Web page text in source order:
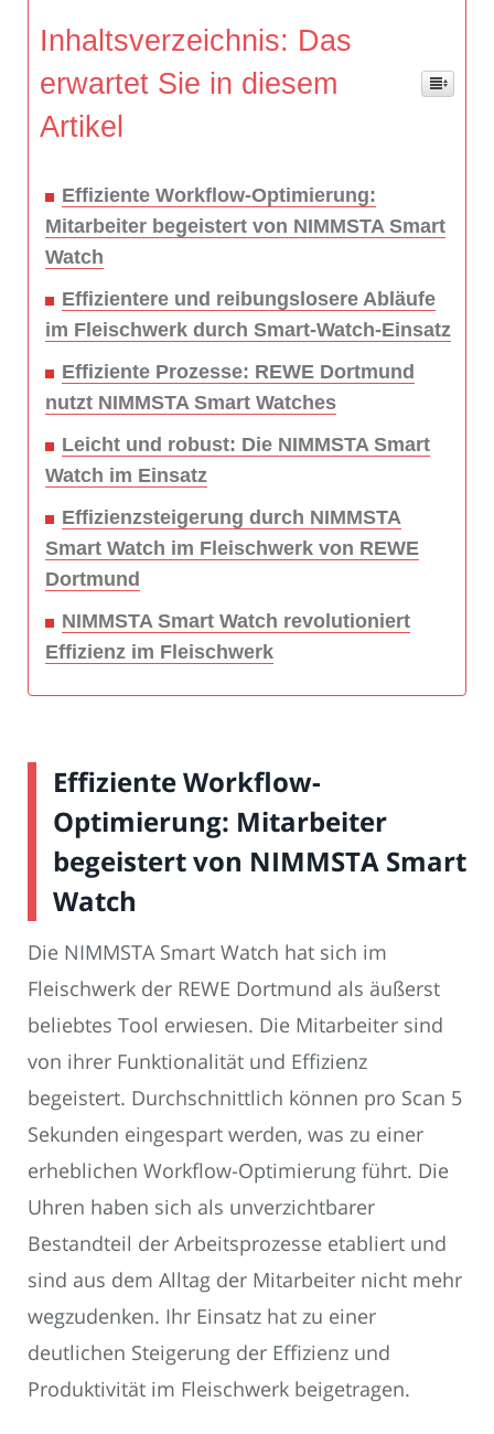
Inhaltsverzeichnis: Das
erwartet Sie in diesem
Artikel
Effiziente Workflow-Optimierung:
Mitarbeiter begeistert von NIMMSTA Smart
Watch
Effizientere und reibungslosere Abläufe
im Fleischwerk durch Smart-Watch-Einsatz
Effiziente Prozesse: REWE Dortmund
nutzt NIMMSTA Smart Watches
Leicht und robust: Die NIMMSTA Smart
Watch im Einsatz
Effizienzsteigerung durch NIMMSTA
Smart Watch im Fleischwerk von REWE
Dortmund
NIMMSTA Smart Watch revolutioniert
Effizienz im Fleischwerk
Effiziente Workflow-
Optimierung: Mitarbeiter
begeistert von NIMMSTA Smart
Watch
Die NIMMSTA Smart Watch hat sich im
Fleischwerk der REWE Dortmund als äußerst
beliebtes Tool erwiesen. Die Mitarbeiter sind
von ihrer Funktionalität und Effizienz
begeistert. Durchschnittlich können pro Scan 5
Sekunden eingespart werden, was zu einer
erheblichen Workflow-Optimierung führt. Die
Uhren haben sich als unverzichtbarer
Bestandteil der Arbeitsprozesse etabliert und
sind aus dem Alltag der Mitarbeiter nicht mehr
wegzudenken. Ihr Einsatz hat zu einer
deutlichen Steigerung der Effizienz und
Produktivität im Fleischwerk beigetragen.